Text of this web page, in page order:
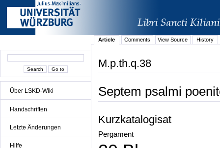
Über LSKD-Wiki
Handschriften
Letzte Änderungen
Hilfe
Article Comments View Source History
M.p.th.q.38
Septem psalmi
Kurzkatalogisat
Pergament